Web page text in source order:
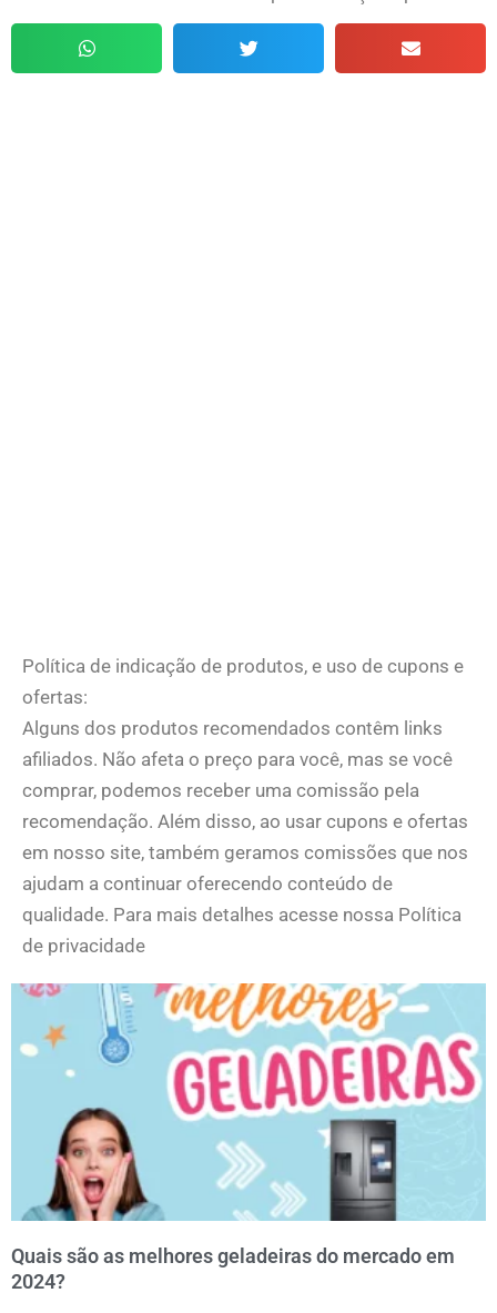
Política de indicação de produtos, e uso de cupons e
ofertas:
Alguns dos produtos recomendados contêm links
afiliados. Não afeta o preço para você, mas se você
comprar, podemos receber uma comissão pela
recomendação. Além disso, ao usar cupons e ofertas
em nosso site, também geramos comissões que nos
ajudam a continuar oferecendo conteúdo de
qualidade. Para mais detalhes acesse nossa Política
de privacidade
Quais são as melhores geladeiras do mercado em
2024?